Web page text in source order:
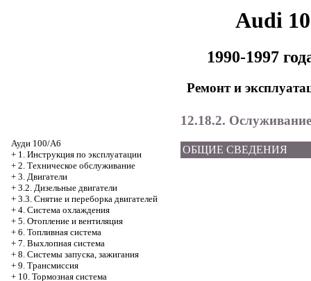
Audi
1990-1997
Ремонт и
Ауди 100/А6
+ 1. Инструкция по эксплуатации
+ 2. Техническое обслуживание
+ 3. Двигатели
+ 3.2. Дизельные двигатели
+ 3.3. Снятие и переборка двигателей
+ 4. Система охлаждения
+ 5. Отопление и вентиляция
+ 6. Топливная система
+ 7. Выхлопная система
+ 8. Системы запуска, зажигания
+ 9. Трансмиссия
+ 10. Тормозная система
12.18.2.
ОБЩИЕ СВЕДЕНИЯ